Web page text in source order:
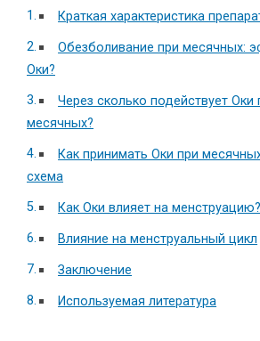
Краткая характеристика
Обезболивание при месячных:
Оки?
Через сколько подействует
месячных?
Как принимать Оки при
схема
Как Оки влияет на менструацию?
Влияние на менструальный цикл
Заключение
Используемая литература